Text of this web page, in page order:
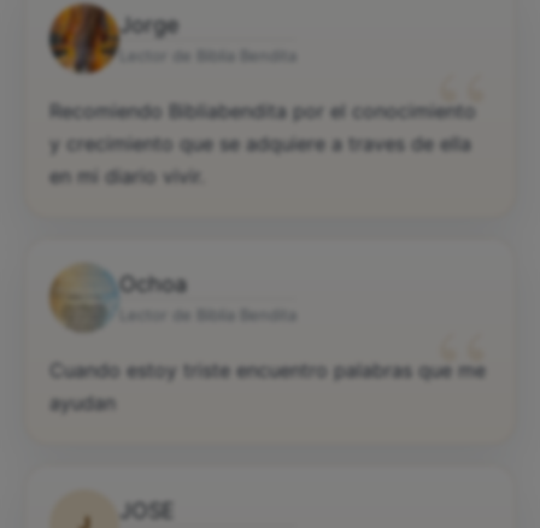
Jorge
“
Recomiendo Bibliabendita por el conocimiento
y crecimiento que se adquiere a traves de ella
en mi diario vivir.
Ochoa
“
Cuando estoy triste encuentro palabras que me
ayudan
JOSE